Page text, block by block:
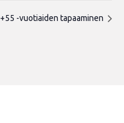
+55 -vuotiaiden tapaaminen